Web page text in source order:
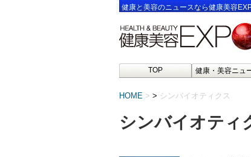
健康と美容のニュースなら健康美容
TOP 健康・美容ニュ
HOME > シンバイオティクス
シンバイオティ